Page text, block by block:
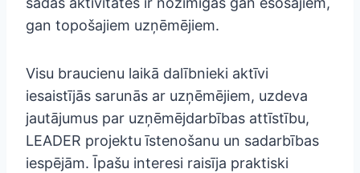
gan topošajiem uzņēmējiem.
Visu braucienu laikā dalībnieki aktīvi
iesaistījās sarunās ar uzņēmējiem, uzdeva
jautājumus par uzņēmējdarbības attīstību,
LEADER projektu īstenošanu un sadarbības
iespējām. Īpašu interesi raisīja praktiski